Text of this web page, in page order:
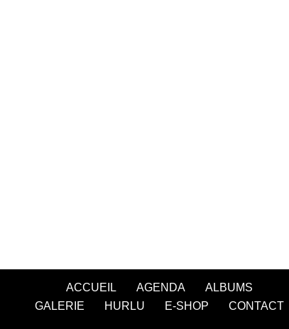
ACCUEIL AGENDA
ALBUMS
GALERIE
HURLU E-SHOP CONTACT